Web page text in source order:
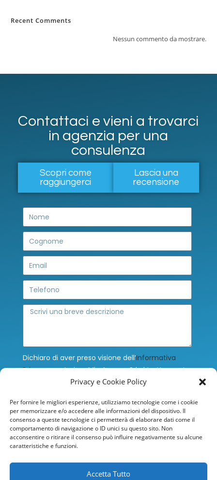
Privacy e Cookie Policy
Per fornire le migliori esperienze, utilizziamo tecnologie come i cookie
per memorizzare e/o accedere alle informazioni del dispositivo. Il
consenso a queste tecnologie ci permetterà di elaborare dati come il
comportamento di navigazione o ID unici su questo sito. Non
acconsentire o ritirare il consenso può influire negativamente su alcune
caratteristiche e funzioni.
Accetta Tutto
Recent Comments
Nessun commento da mostrare.
Contattaci e vieni a trovarci
in agenzia per una
consulenza
Scopri come
raggiungerci
Lascia una
recensione
Dichiaro di aver preso visione dell’Informativa
Privacye autorizzo Mia Agency Srl al trattamento
dei miei dati personali, che saranno trattati ex
G.D.P.R.) sulla protezione dei dati personali, per le
finalità ivi indicate.
Accetto